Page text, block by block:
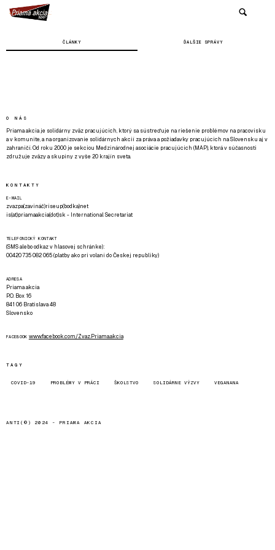
ČLÁNKY ĎALŠIE SPRÁVY
O NÁS
Priama akcia je solidárny zväz pracujúcich, ktorý sa sústreďuje na riešenie problémov na pracovisku
a v komunite, a na organizovanie solidárnych akcií za práva a požiadavky pracujúcich na Slovensku aj v
zahraničí. Od roku 2000 je sekciou Medzinárodnej asociácie pracujúcich (MAP), ktorá v súčasnosti
združuje zväzy a skupiny z vyše 20 krajín sveta.
KONTAKTY
E-MAIL
zvazpa(zavináč)riseup(bodka)net
is(at)priamaakcia(dot)sk - International Secretariat
TELEFONICKÝ KONTAKT
(SMS alebo odkaz v hlasovej schránke):
00420 735 082 065 (platby ako pri volaní do Českej republiky)
ADRESA
Priama akcia
P.O. Box 16
841 06 Bratislava 48
Slovensko
FACEBOOK www.facebook.com/Zvaz.Priama.akcia
TAGY
COVID-19 PROBLÉMY V PRÁCI ŠKOLSTVO SOLIDÁRNE VÝZVY VEGANANA
ANTI(©) 2024 - PRIAMA AKCIA